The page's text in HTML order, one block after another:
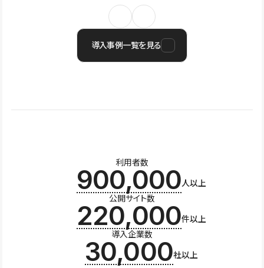
導入事例一覧を見る
利用者数
900,000人以上
公開サイト数
220,000件以上
導入企業数
30,000社以上